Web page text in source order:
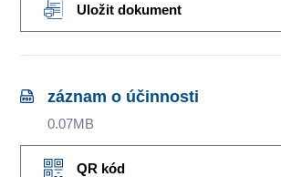
Uložit dokument
záznam o účinnosti
0.07MB
QR kód